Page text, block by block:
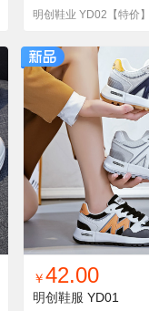
找同款 加入铺货
￥42.00
明创鞋服 YD01